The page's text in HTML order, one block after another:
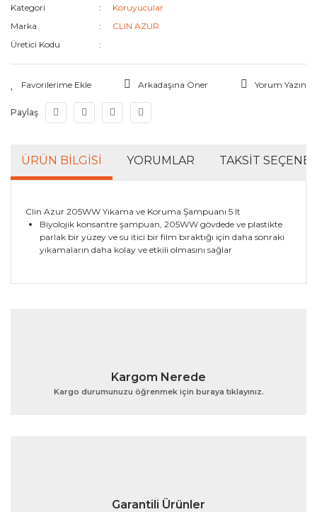
Kategori
Koruyucular
Marka
CLIN AZUR
Üretici Kodu
Arkadaşına Öner Yorum Yazın
Paylaş
ÜRÜN BILGISI YORUMLAR TAKSIT
Clin Azur 205WW Yıkama ve Koruma Şampuanı 5 lt
Biyolojik konsantre şampuan, 205WW gövdede ve plastikte
parlak bir yüzey ve su itici bir film bıraktığı için daha sonraki
yıkamaların daha kolay ve etkili olmasını sağlar
Bu ürünün fiyat bilgisi, resim, ürün açıklamalarında ve
Ürün açıklamasında eksik bilgiler bulunuyor.
Kargom Nerede
Kargo durumunuzu öğrenmek için buraya tıklayınız.
Garantili Ürünler